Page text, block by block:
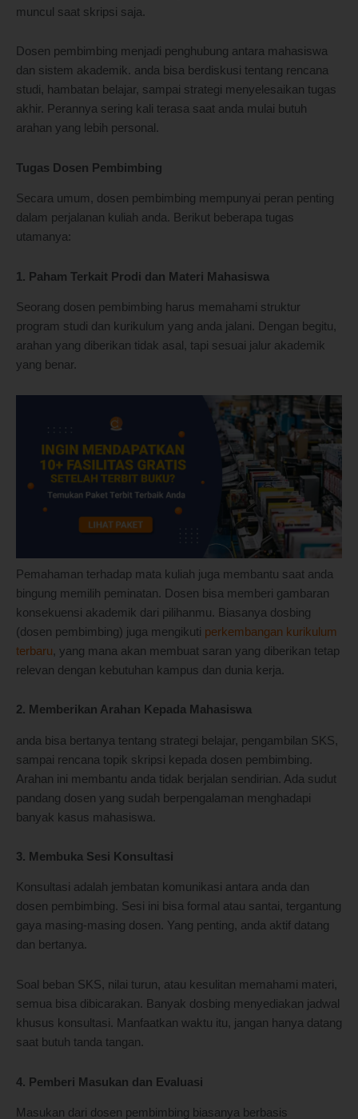
muncul saat skripsi saja.
Dosen pembimbing menjadi penghubung antara mahasiswa
dan sistem akademik. anda bisa berdiskusi tentang rencana
studi, hambatan belajar, sampai strategi menyelesaikan tugas
akhir. Perannya sering kali terasa saat anda mulai butuh
arahan yang lebih personal.
Tugas Dosen Pembimbing
Secara umum, dosen pembimbing mempunyai peran penting
dalam perjalanan kuliah anda. Berikut beberapa tugas
utamanya:
1. Paham Terkait Prodi dan Materi Mahasiswa
Seorang dosen pembimbing harus memahami struktur
program studi dan kurikulum yang anda jalani. Dengan begitu,
arahan yang diberikan tidak asal, tapi sesuai jalur akademik
yang benar.
Pemahaman terhadap mata kuliah juga membantu saat anda
bingung memilih peminatan. Dosen bisa memberi gambaran
konsekuensi akademik dari pilihanmu. Biasanya dosbing
(dosen pembimbing) juga mengikuti perkembangan kurikulum
terbaru, yang mana akan membuat saran yang diberikan tetap
relevan dengan kebutuhan kampus dan dunia kerja.
2. Memberikan Arahan Kepada Mahasiswa
anda bisa bertanya tentang strategi belajar, pengambilan SKS,
sampai rencana topik skripsi kepada dosen pembimbing.
Arahan ini membantu anda tidak berjalan sendirian. Ada sudut
pandang dosen yang sudah berpengalaman menghadapi
banyak kasus mahasiswa.
3. Membuka Sesi Konsultasi
Konsultasi adalah jembatan komunikasi antara anda dan
dosen pembimbing. Sesi ini bisa formal atau santai, tergantung
gaya masing-masing dosen. Yang penting, anda aktif datang
dan bertanya.
Soal beban SKS, nilai turun, atau kesulitan memahami materi,
semua bisa dibicarakan. Banyak dosbing menyediakan jadwal
khusus konsultasi. Manfaatkan waktu itu, jangan hanya datang
saat butuh tanda tangan.
4. Pemberi Masukan dan Evaluasi
Masukan dari dosen pembimbing biasanya berbasis